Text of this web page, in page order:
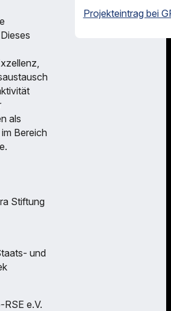
als
Bereich
Stiftung
und
e.V.
Projekteintrag bei